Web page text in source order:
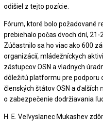
odišiel z tejto pozície.
Fórum, ktoré bolo požadované
prebiehalo počas dvoch dní, 21-
Zúčastnilo sa ho viac ako 600
organizácií, mládežníckych
zástupcov OSN a vladnych
dôležitú platformu pre podporu
členských štátov OSN a ďalších
o zabezpečenie dodržiavania
H. E. Veľvyslanec Mukashev